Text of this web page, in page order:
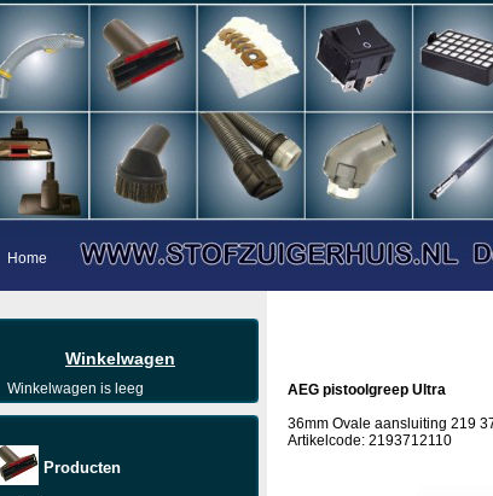
Home
Winkelwagen
Winkelwagen is leeg
Producten
AEG pistoolgreep Ultra
36mm Ovale aansluiting 219
Artikelcode: 2193712110